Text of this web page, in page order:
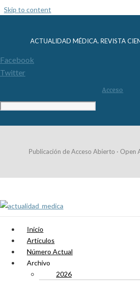
Skip to content
ACTUALIDAD MÉDICA. REVISTA
Facebook
Twitter
Acceso
Publicación de Acceso Abierto · Open
Inicio
Artículos
Número Actual
Archivo
2026